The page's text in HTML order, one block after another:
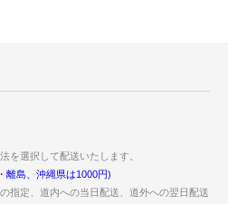
を選択して配送いたします。
島、沖縄県は1000円)
指定、道内への当日配送、道外への翌日配送